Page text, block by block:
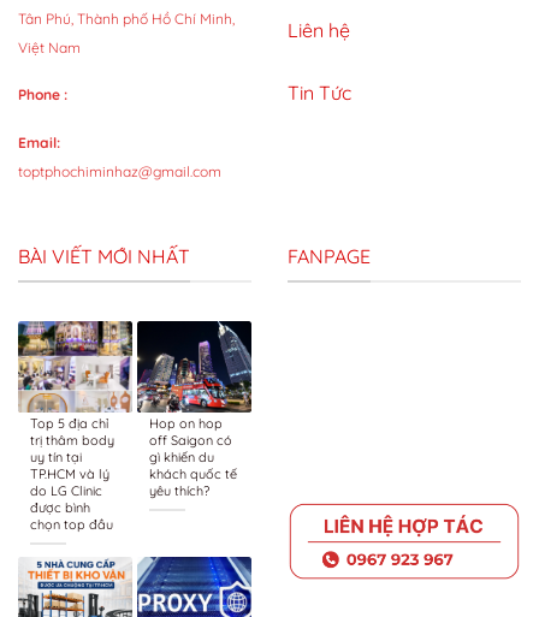
Tân Phú, Thành phố Hồ Chí Minh,
Việt Nam
Phone :
Email:
toptphochiminhaz@gmail.com
Liên hệ
Tin Tức
BÀI VIẾT MỚI NHẤT
Top 5 địa chỉ
trị thâm body
uy tín tại
TP.HCM và lý
do LG Clinic
được bình
chọn top đầu
Hop on hop
off Saigon có
gì khiến du
khách quốc tế
yêu thích?
FANPAGE